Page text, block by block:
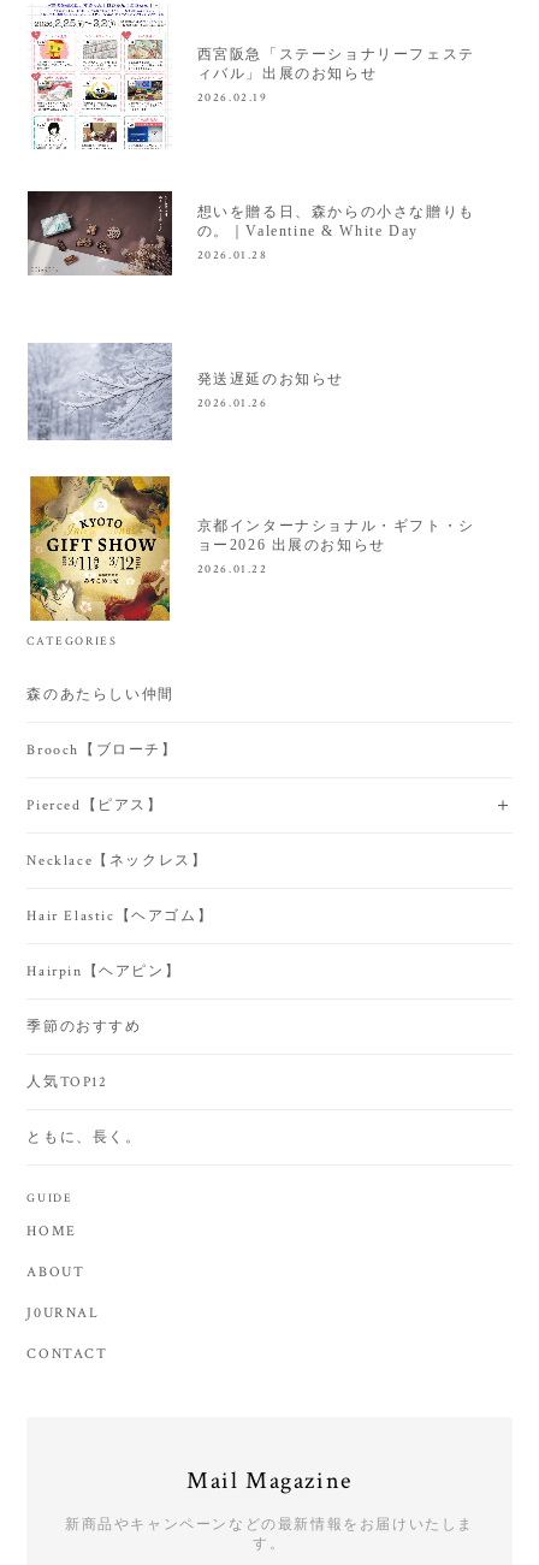
西宮阪急「ステーショナリーフェステ
ィバル」出展のお知らせ
2026.02.19
想いを贈る日、森からの小さな贈りも
の。｜Valentine & White Day
2026.01.28
発送遅延のお知らせ
2026.01.26
京都インターナショナル・ギフト・シ
ョー2026 出展のお知らせ
2026.01.22
CATEGORIES
森のあたらしい仲間
Brooch【ブローチ】
Pierced【ピアス】
Necklace【ネックレス】
Hair Elastic【ヘアゴム】
Hairpin【ヘアピン】
季節のおすすめ
人気TOP12
ともに、長く。
GUIDE
HOME
ABOUT
J0URNAL
CONTACT
Mail Magazine
新商品やキャンペーンなどの最新情報をお届けいたしま
す。